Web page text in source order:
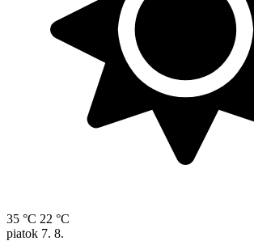
35 °C 22 °C
piatok 7. 8.